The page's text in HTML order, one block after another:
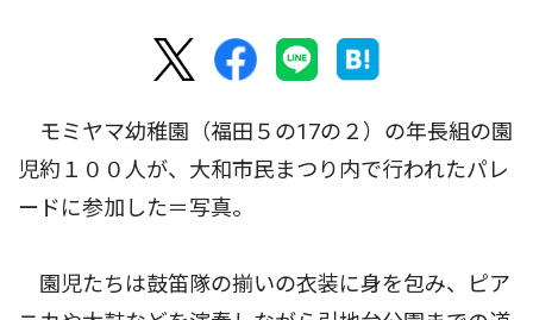
モミヤマ幼稚園（福田５の17の２）の年長組の園
児約１００人が、大和市民まつり内で行われたパレ
ードに参加した＝写真。
園児たちは鼓笛隊の揃いの衣装に身を包み、ピア